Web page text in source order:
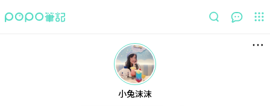
小兔沫沫